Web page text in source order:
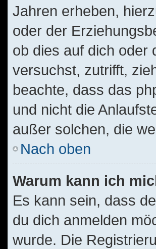
Jahren erheben,
oder der
ob dies auf dich oder
versuchst, zutrifft,
beachte, dass das
und nicht die
außer solchen, die
Nach oben
Warum kann ich
Es kann sein, dass
du dich anmelden
wurde. Die